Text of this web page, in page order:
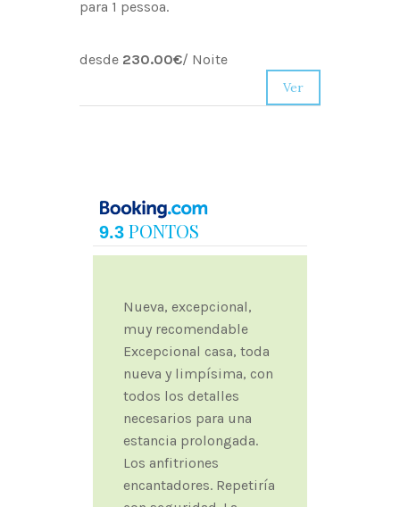
para 1 pessoa.
desde 230.00€/ Noite
Ver
9.3 PONTOS
Nueva, excepcional,
muy recomendable
Excepcional casa, toda
nueva y limpísima, con
todos los detalles
necesarios para una
estancia prolongada.
Los anfitriones
encantadores. Repetiría